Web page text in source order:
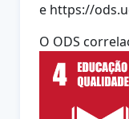
e https://
O ODS